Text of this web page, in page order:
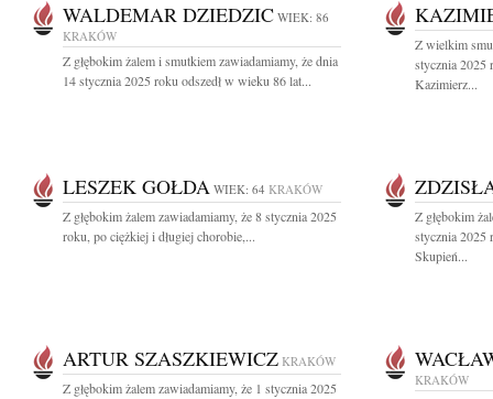
WALDEMAR DZIEDZIC WIEK: 86
KRAKÓW
Z głębokim żalem i smutkiem zawiadamiamy, że dnia
14 stycznia 2025 roku odszedł w wieku 86 lat...
Z wielkim
stycznia 2025
Kazimierz...
LESZEK GOŁDA WIEK: 64 KRAKÓW
Z głębokim żalem zawiadamiamy, że 8 stycznia 2025
roku, po ciężkiej i długiej chorobie,...
Z głębokim
stycznia 2025
Skupień...
ARTUR SZASZKIEWICZ KRAKÓW
Z głębokim żalem zawiadamiamy, że 1 stycznia 2025
KRAKÓW